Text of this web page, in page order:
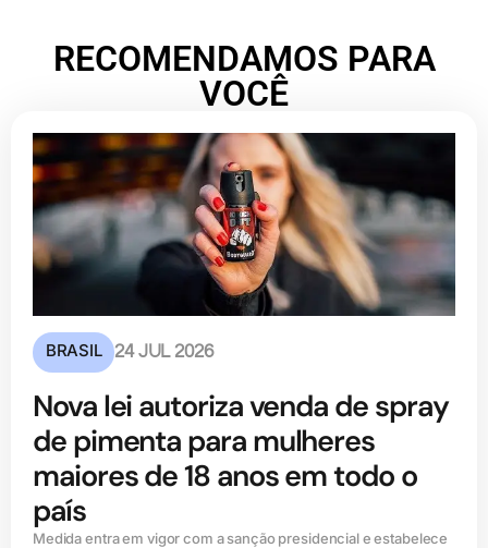
RECOMENDAMOS PARA
VOCÊ
BRASIL 24 JUL 2026
Nova lei autoriza venda de spray
de pimenta para mulheres
maiores de 18 anos em todo o
país
Medida entra em vigor com a sanção presidencial e estabelece